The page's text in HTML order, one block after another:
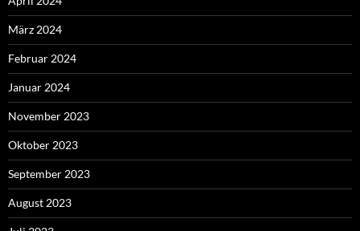
März 2024
Februar 2024
Januar 2024
November 2023
Oktober 2023
September 2023
August 2023